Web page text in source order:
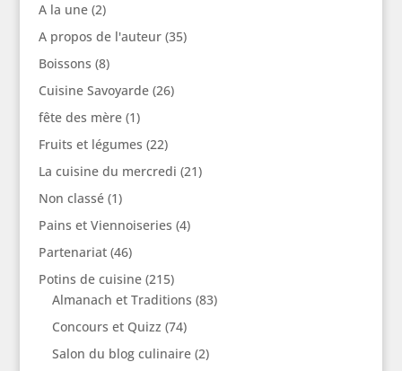
A la une(2)
A propos de l'auteur(35)
Boissons (8)
Cuisine Savoyarde(26)
fête des mère(1)
Fruits et légumes (22)
La cuisine du mercredi (21)
Non classé(1)
Pains et Viennoiseries (4)
Partenariat(46)
Potins de cuisine(215)
Almanach et Traditions (83)
Concours et Quizz (74)
Salon du blog culinaire(2)